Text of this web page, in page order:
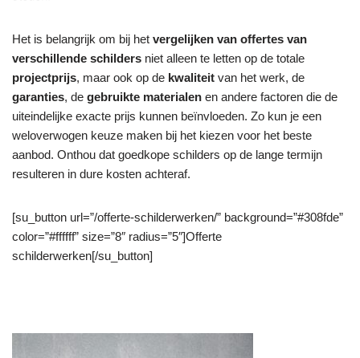
Het is belangrijk om bij het vergelijken van offertes van
verschillende schilders niet alleen te letten op de totale
projectprijs, maar ook op de kwaliteit van het werk, de
garanties, de gebruikte materialen en andere factoren die de
uiteindelijke exacte prijs kunnen beïnvloeden. Zo kun je een
weloverwogen keuze maken bij het kiezen voor het beste
aanbod. Onthou dat goedkope schilders op de lange termijn
resulteren in dure kosten achteraf.
[su_button url=”/offerte-schilderwerken/” background=”#308fde”
color=”#ffffff” size=”8″ radius=”5″]Offerte
schilderwerken[/su_button]